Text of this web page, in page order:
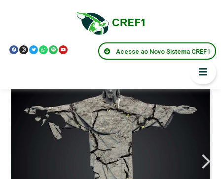
Acesse ao Novo Sistema CREF1